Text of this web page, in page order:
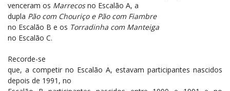
venceram os Marrecosno Escalão A, a
dupla Pão com Chouriço e Pão com Fiambre
no Escalão B e os Torradinha com Manteiga
no Escalão C.
Recorde-se
que, a competir no Escalão A, estavam participantes nascidos
depois de 1991, no